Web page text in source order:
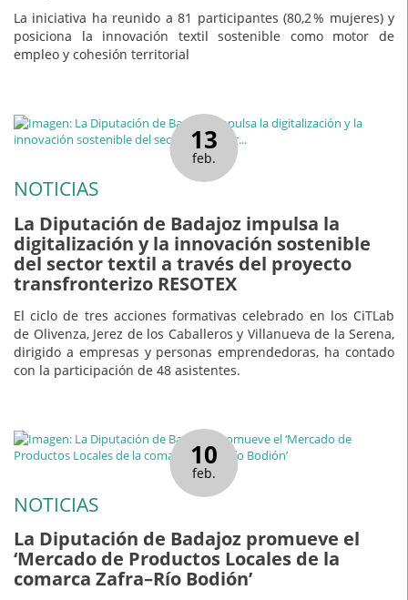
La iniciativa ha reunido a 81 participantes (80,2 % mujeres) y
posiciona la innovación textil sostenible como motor de
empleo y cohesión territorial
13
feb.
NOTICIAS
La Diputación de Badajoz impulsa la
digitalización y la innovación sostenible
del sector textil a través del proyecto
transfronterizo RESOTEX
El ciclo de tres acciones formativas celebrado en los CiTLab
de Olivenza, Jerez de los Caballeros y Villanueva de la Serena,
dirigido a empresas y personas emprendedoras, ha contado
con la participación de 48 asistentes.
10
feb.
NOTICIAS
La Diputación de Badajoz promueve el
‘Mercado de Productos Locales de la
comarca Zafra–Río Bodión’